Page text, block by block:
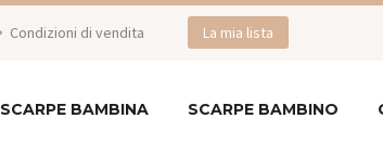
Condizioni di vendita La mia lista
SCARPE BAMBINA SCARPE BAMBINO